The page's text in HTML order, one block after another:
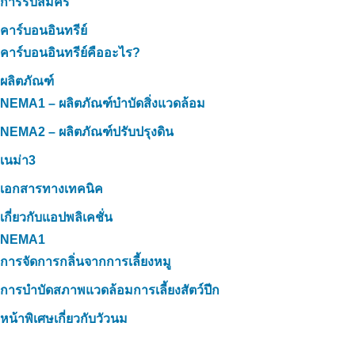
คาร์บอนอินทรีย์
คาร์บอนอินทรีย์คืออะไร?
ผลิตภัณฑ์
NEMA1 – ผลิตภัณฑ์บำบัดสิ่งแวดล้อม
NEMA2 – ผลิตภัณฑ์ปรับปรุงดิน
เนม่า3
เอกสารทางเทคนิค
เกี่ยวกับแอปพลิเคชั่น
NEMA1
การจัดการกลิ่นจากการเลี้ยงหมู
การบำบัดสภาพแวดล้อมการเลี้ยงสัตว์ปีก
หน้าพิเศษเกี่ยวกับวัวนม